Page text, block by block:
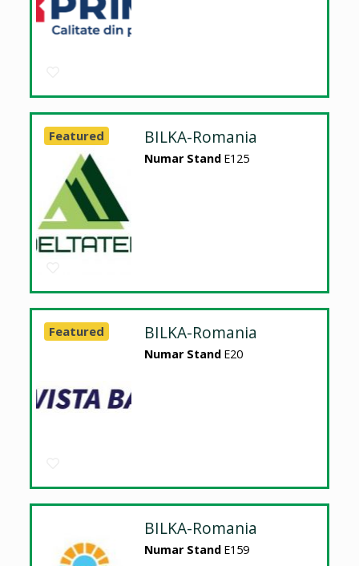
BILKA-Romania
Numar Stand E125
Featured
BILKA-Romania
Numar Stand E20
Featured
BILKA-Romania
Numar Stand E159